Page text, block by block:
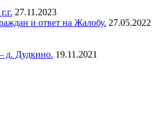
27.11.2023
и ответ на Жалобу. 27.05.2022
д. Дудкино. 19.11.2021